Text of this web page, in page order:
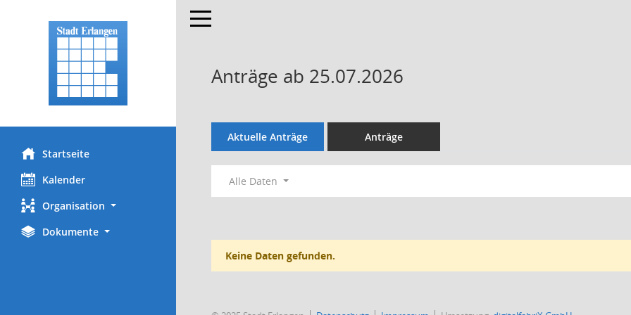
Startseite
Kalender
Organisation
Dokumente
Toggle navigation
Anträge ab 25.07.2026
Aktuelle Anträge Anträge
Alle Daten
Keine Daten gefunden.